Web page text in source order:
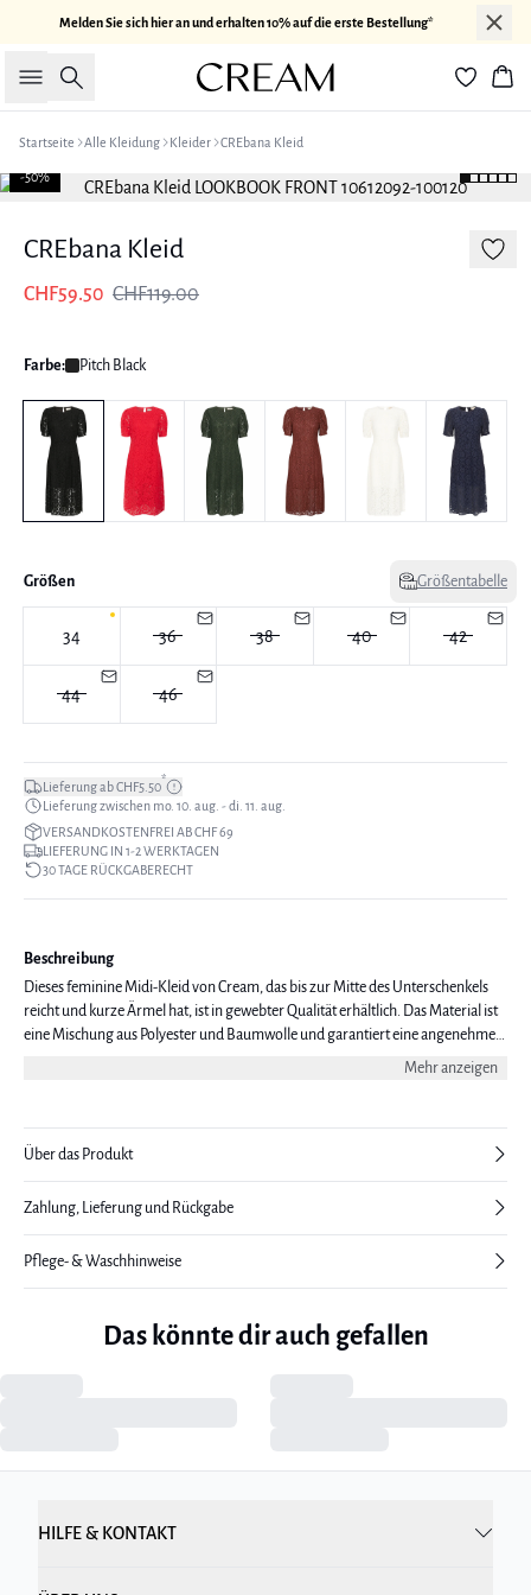
Melden Sie sich hier an und erhalten 10% auf die erste Bestellung*
Suche
Startseite Alle Kleidung Kleider CREbana Kleid
-50%
CREbana Kleid
CHF59.50 CHF119.00
Farbe: Pitch Black
Größen Größentabelle
34 36 38 40 42
44 46
Lieferung ab CHF5.50*
Lieferung zwischen mo. 10. aug. - di. 11. aug.
VERSANDKOSTENFREI AB CHF 69
LIEFERUNG IN 1-2 WERKTAGEN
30 TAGE RÜCKGABERECHT
Beschreibung
Dieses feminine Midi-Kleid von Cream, das bis zur Mitte des Unterschenkels
reicht und kurze Ärmel hat, ist in gewebter Qualität erhältlich. Das Material ist
eine Mischung aus Polyester und Baumwolle und garantiert eine angenehme
Mehr anzeigen
Über das Produkt
Zahlung, Lieferung und Rückgabe
Pflege- & Waschhinweise
Das könnte dir auch gefallen
HILFE & KONTAKT